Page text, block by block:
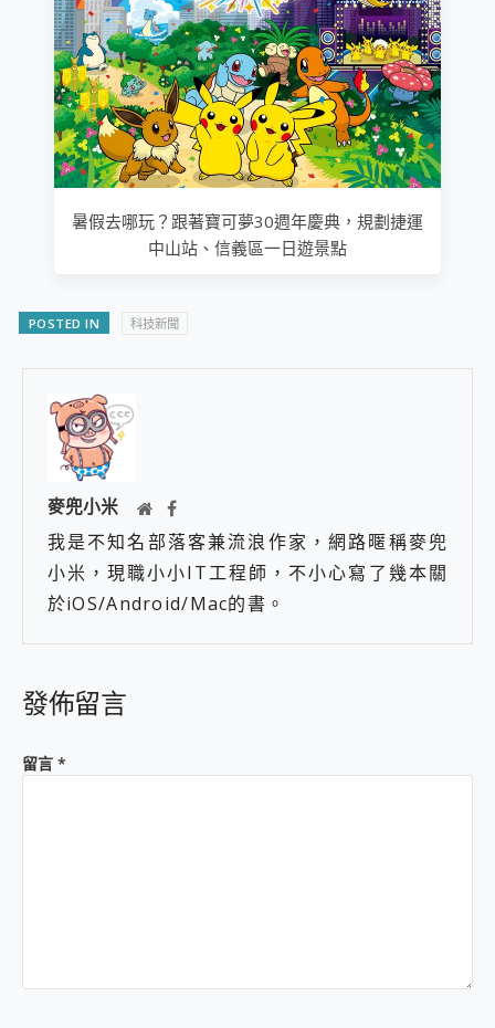
暑假去哪玩？跟著寶可夢30週年慶典，規劃捷運
中山站、信義區一日遊景點
POSTED IN 科技新聞
麥兜小米
我是不知名部落客兼流浪作家，網路暱稱麥兜
小米，現職小小IT工程師，不小心寫了幾本關
於iOS/Android/Mac的書。
發佈留言
留言 *